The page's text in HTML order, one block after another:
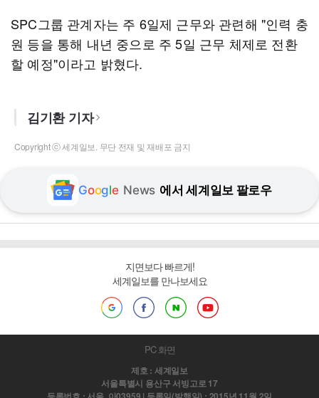
SPC그룹 관계자는 주 6일제 근무와 관련해 "인력 충
원 등을 통해 내년 중으로 주 5일 근무 체제로 전환
할 예정"이라고 밝혔다.
김기환 기자
Copyright ⓒ 세계일보. 무단 전재 및 재배포 금지
Google News 에서 세계일보 팔로우
지면보다 빠르게!
세계일보를 만나보세요
PC 화면
제호 : 세계일보
서울특별시 용산구 서빙고로 17